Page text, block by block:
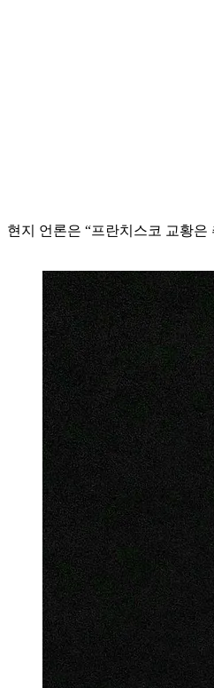
현지 언론은 “프란치스코 교황